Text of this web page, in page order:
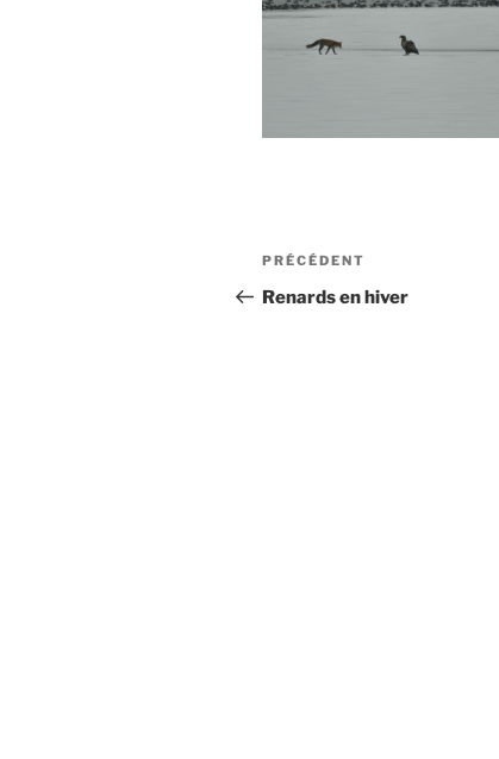
Navigation
de
Article
précédent
PRÉCÉDENT
Renards en hiver